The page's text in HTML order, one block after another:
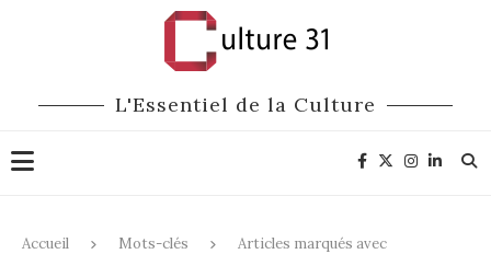
L'Essentiel de la Culture
Accueil Mots-clés
Articles marqués avec